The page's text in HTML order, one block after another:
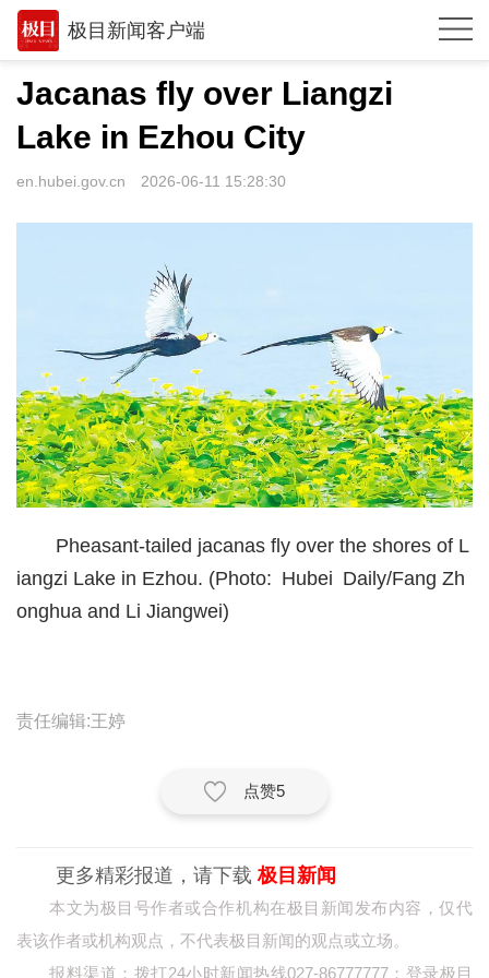
极目新闻客户端
体育
观点
世相
环球
专题
极客圈
城建
科教
悠游
消费
创意
Jacanas fly over Liangzi
Lake in Ezhou City
en.hubei.gov.cn 2026-06-11 15:28:30
Pheasant-tailed jacanas fly over the shores of L
iangzi Lake in Ezhou. (Photo: Hubei Daily/Fang Zh
onghua and Li Jiangwei)
责任编辑:王婷
点赞5
更多精彩报道，请下载极目新闻
本文为极目号作者或合作机构在极目新闻发布内容，仅代
表该作者或机构观点，不代表极目新闻的观点或立场。
报料渠道：拨打24小时新闻热线027-86777777；登录极目